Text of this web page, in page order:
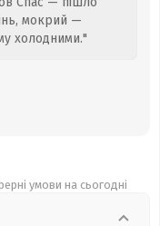
мокрий —
холодними."
умови на сьогодні